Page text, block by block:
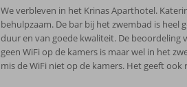
We verbleven in het Krinas Aparthotel.
behulpzaam. De bar bij het zwembad is heel
duur en van goede kwaliteit. De beoordeling
geen WiFi op de kamers is maar wel in het
mis de WiFi niet op de kamers. Het geeft ook